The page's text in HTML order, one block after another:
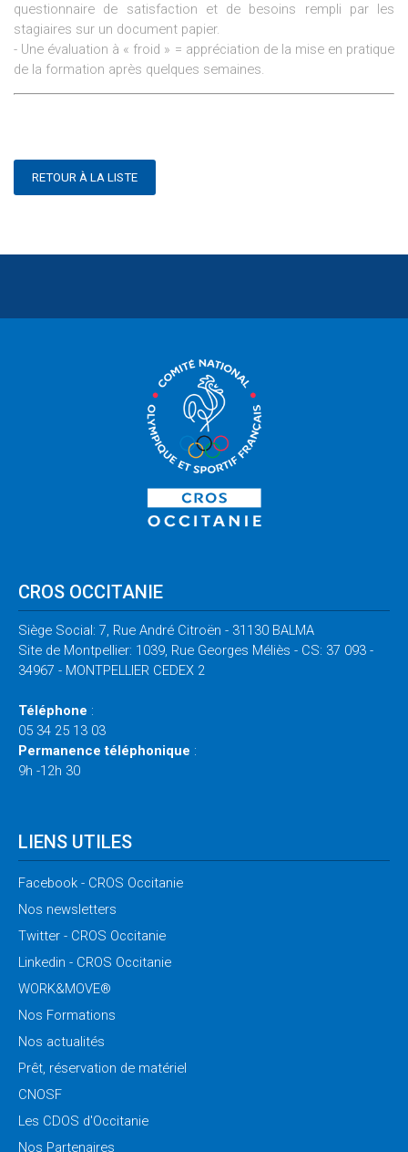
questionnaire de satisfaction et de besoins rempli par les
stagiaires sur un document papier.
- Une évaluation à « froid » = appréciation de la mise en pratique
de la formation après quelques semaines.
RETOUR À LA LISTE
CROS OCCITANIE
Siège Social: 7, Rue André Citroën - 31130 BALMA
Site de Montpellier: 1039, Rue Georges Méliès - CS: 37 093 -
34967 - MONTPELLIER CEDEX 2
Téléphone :
05 34 25 13 03
Permanence téléphonique :
9h -12h 30
LIENS UTILES
Facebook - CROS Occitanie
Nos newsletters
Twitter - CROS Occitanie
Linkedin - CROS Occitanie
WORK&MOVE®
Nos Formations
Nos actualités
Prêt, réservation de matériel
CNOSF
Les CDOS d'Occitanie
Nos Partenaires